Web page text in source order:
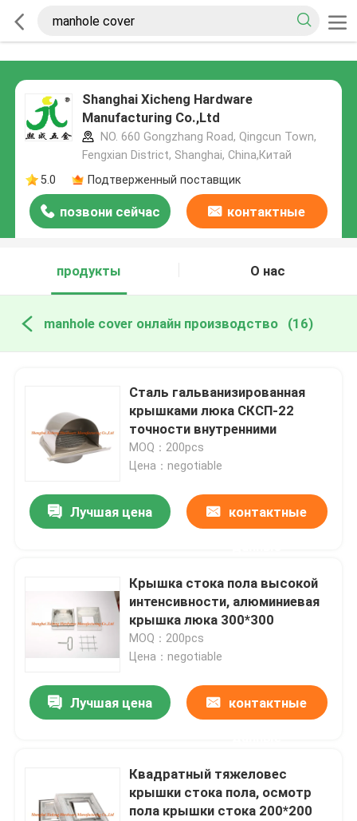
Shanghai Xicheng Hardware
Manufacturing Co.,Ltd
NO. 660 Gongzhang Road, Qingcun Town,
Fengxian District, Shanghai, China,Китай
5.0
Подтверженный поставщик
позвони сейчас контактные
продукты
О нас
manhole cover онлайн производство (16)
Сталь гальванизированная
крышками люка СКСП-22
точности внутренними
MOQ：200pcs
Цена：negotiable
Лучшая цена контактные
Крышка стока пола высокой
интенсивности, алюминиевая
крышка люка 300*300
MOQ：200pcs
Цена：negotiable
Лучшая цена контактные
Квадратный тяжеловес
крышки стока пола, осмотр
пола крышки стока 200*200